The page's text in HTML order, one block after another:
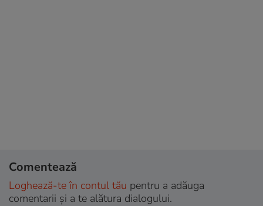
Comentează
Loghează-te în contul tău pentru a adăuga
comentarii și a te alătura dialogului.